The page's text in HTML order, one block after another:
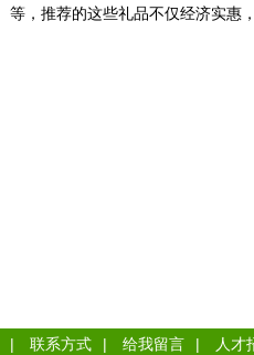
等，推荐的这些礼品不仅经济实惠
| 联系方式 | 给我留言 | 人才